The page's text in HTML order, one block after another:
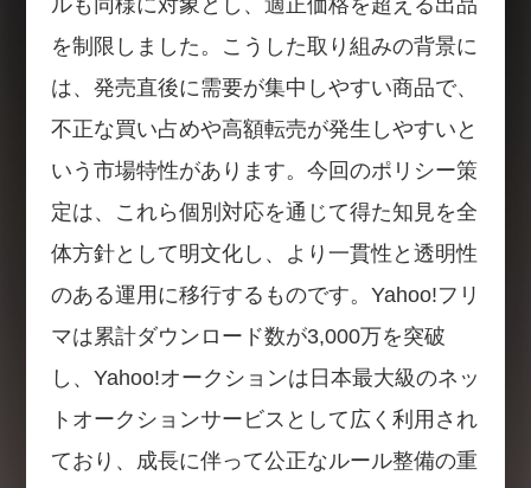
を制限しました。こうした取り組みの背景に
は、発売直後に需要が集中しやすい商品で、
不正な買い占めや高額転売が発生しやすいと
いう市場特性があります。今回のポリシー策
定は、これら個別対応を通じて得た知見を全
体方針として明文化し、より一貫性と透明性
のある運用に移行するものです。Yahoo!フリ
マは累計ダウンロード数が3,000万を突破
し、Yahoo!オークションは日本最大級のネッ
トオークションサービスとして広く利用され
ており、成長に伴って公正なルール整備の重